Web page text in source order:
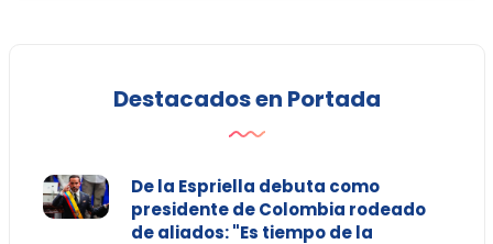
Destacados en Portada
De la Espriella debuta como
presidente de Colombia rodeado
de aliados: "Es tiempo de la